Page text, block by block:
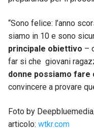
“Sono felice: l’anno
siamo in 10 e sono
principale obiettivo –
far si che giovani
donne possiamo fare
convincere a provare
Foto by
articolo: wtkr.com